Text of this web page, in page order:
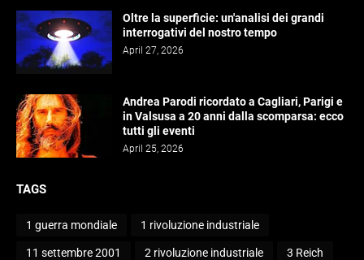
Oltre la superficie: un'analisi dei grandi
interrogativi del nostro tempo
April 27, 2026
Andrea Parodi ricordato a Cagliari, Parigi e
in Valsusa a 20 anni dalla scomparsa: ecco
tutti gli eventi
April 25, 2026
TAGS
1 guerra mondiale 1 rivoluzione industriale
11 settembre 2001 2 rivoluzione industriale 3 Reich